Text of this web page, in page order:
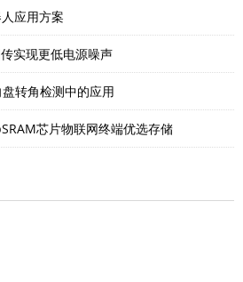
应用方案
实现更低电源噪声
转角检测中的应用
芯片物联网终端优选存储